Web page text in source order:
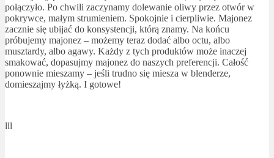
połączyło. Po chwili zaczynamy dolewanie oliwy przez otwór w
pokrywce, małym strumieniem. Spokojnie i cierpliwie. Majonez
zacznie się ubijać do konsystencji, którą znamy. Na końcu
próbujemy majonez – możemy teraz dodać albo octu, albo
musztardy, albo agawy. Każdy z tych produktów może inaczej
smakować, dopasujmy majonez do naszych preferencji. Całość
ponownie mieszamy – jeśli trudno się miesza w blenderze,
domieszajmy łyżką. I gotowe!
lll